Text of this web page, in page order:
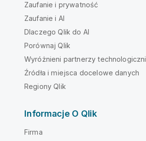
Zaufanie i prywatność
Zaufanie i AI
Dlaczego Qlik do AI
Porównaj Qlik
Wyróżnieni partnerzy technologiczni
Źródła i miejsca docelowe danych
Regiony Qlik
Informacje O Qlik
Firma